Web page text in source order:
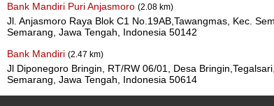
Bank Mandiri Puri Anjasmoro (2.08 km)
Jl. Anjasmoro Raya Blok C1 No.19AB,Tawangmas, Kec.
Semarang, Jawa Tengah, Indonesia 50142
Bank Mandiri (2.47 km)
Jl Diponegoro Bringin, RT/RW 06/01, Desa
Semarang, Jawa Tengah, Indonesia 50614